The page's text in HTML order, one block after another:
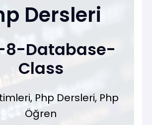
Dersleri
8-Database-
Class
Php Dersleri, Php
Öğren